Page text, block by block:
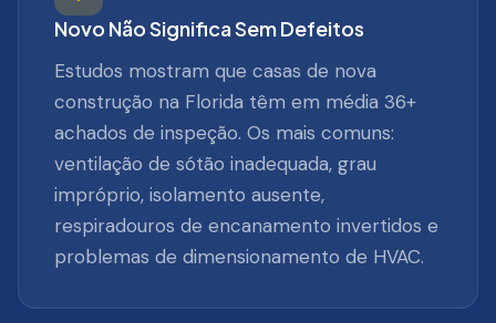
Novo Não Significa Sem Defeitos
Estudos mostram que casas de nova
construção na Florida têm em média 36+
achados de inspeção. Os mais comuns:
ventilação de sótão inadequada, grau
impróprio, isolamento ausente,
respiradouros de encanamento invertidos e
problemas de dimensionamento de HVAC.